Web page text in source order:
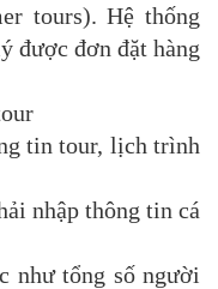
tours). Hệ thống
được đơn đặt hàng
tin tour, lịch trình
nhập thông tin cá
như tổng số người